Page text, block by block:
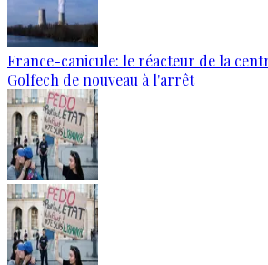
France-canicule: le réacteur de la
Golfech de nouveau à l'arrêt